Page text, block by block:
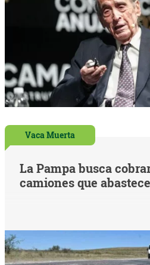
Vaca Muerta
La Pampa busca
camiones que